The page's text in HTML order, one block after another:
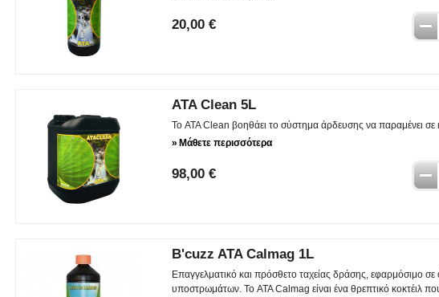
20,00 €
ATA Clean 5L
Το ATA Clean βοηθάει το σύστημα άρδευσης να παραμένει σε
» Μάθετε περισσότερα
98,00 €
B'cuzz ATA Calmag 1L
Επαγγελματικό και πρόσθετο ταχείας δράσης, εφαρμόσιμο
υποστρωμάτων. Το ATA Calmag είναι ένα θρεπτικό κοκτέιλ